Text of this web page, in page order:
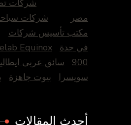
شركات
مصر
شركات
مكتب تأسيس شركات
في جدة
Equinox
900
سائق عربى
سويسرا
بيوت جاهزة
أحدث المقالات